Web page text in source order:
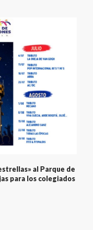
al Parque de
para los colegiados